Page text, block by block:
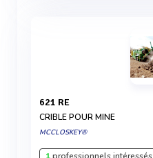
621 RE
CRIBLE POUR MINE
MCCLOSKEY®